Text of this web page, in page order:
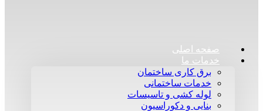
صفحه اصلی
خدمات ما
برق کاری ساختمان
خدمات ساختمانی
لوله کشی و تاسیسات
بنایی و دکوراسیون